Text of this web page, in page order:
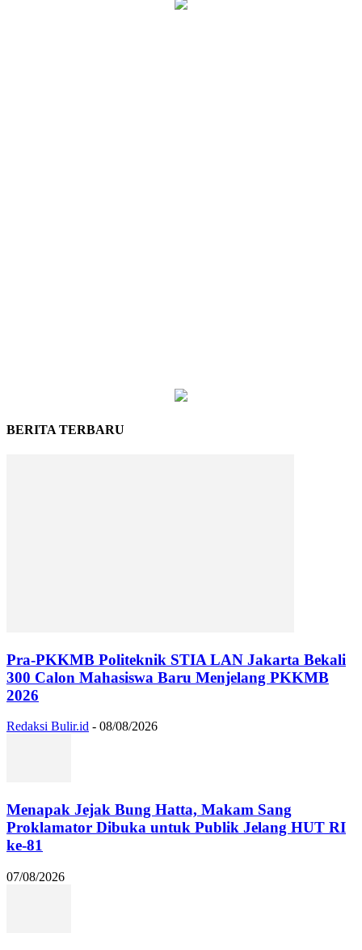
BERITA TERBARU
Pra-PKKMB Politeknik STIA LAN Jakarta Bekali
300 Calon Mahasiswa Baru Menjelang PKKMB
2026
Redaksi Bulir.id - 08/08/2026
Menapak Jejak Bung Hatta, Makam Sang
Proklamator Dibuka untuk Publik Jelang HUT RI
ke-81
07/08/2026